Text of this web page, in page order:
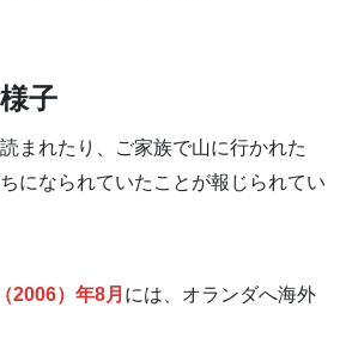
子
まれたり、ご家族で山に行かれた
になられていたことが報じられてい
2006）年8月 には、オランダへ海外